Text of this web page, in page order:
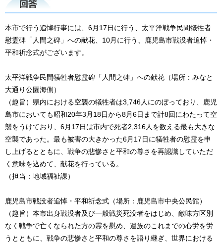
本市で行う追悼行事には、6月17日に行う、太平洋戦争民間犠牲者
慰霊碑「人間之碑」への献花、10月に行う、鹿児島市戦没者追悼・
平和祈念式がございます。
太平洋戦争民間犠牲者慰霊碑「人間之碑」への献花（場所：みなと
大通り公園海側）
（趣旨）県内における空襲の犠牲者は3,746人にのぼっており、鹿児
島市においても昭和20年3月18日から8月6日まで計8回にわたって空
襲をうけており、6月17日は市内で死者2,316人を数える最も大きな
空襲であった。最も被害の大きかった6月17日に犠牲者の慰霊を申
し上げるとともに、戦争の悲惨さと平和の尊さを再認識していただ
く意味を込めて、献花を行っている。
（担当：地域福祉課）
鹿児島市戦没者追悼・平和祈念式（場所：鹿児島市中央公民館）
（趣旨）本市出身戦没者及び一般戦災死没者をはじめ、敵味方区別
なく戦争で亡くなられた方の霊を慰め、遺族のこれまでの心労を労
うとともに、戦争の悲惨さと平和の尊さを語り継ぎ、世界における